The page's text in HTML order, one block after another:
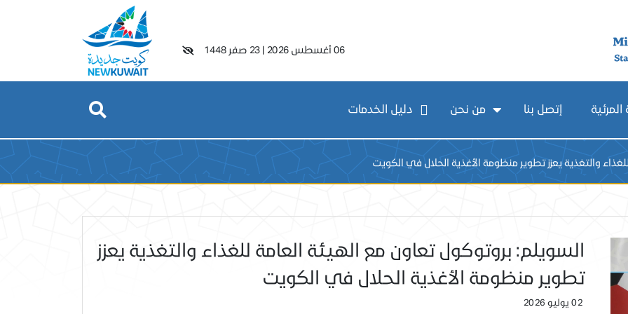
06 أغسطس 2026 | 23 صفر 1448
المرئية إتصل بنا من نحن دليل الخدمات
والتغذية يعزز تطوير منظومة الأغذية الحلال في الكويت
السويلم: بروتوكول تعاون مع الهيئة العامة للغذاء والتغذية يعزز
تطوير منظومة الأغذية الحلال في الكويت
02 يوليو 2026